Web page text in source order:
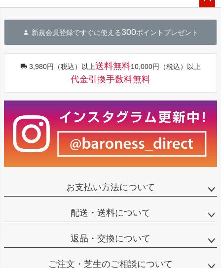
へ
新規会員登録ですぐに使える300ポイントプレゼント
3,980円（税込）以上送料無料10,000円（税込）以上
代金引換手数料無料
お支払い方法について
配送・送料について
返品・交換について
ご注文・芝生のご相談について